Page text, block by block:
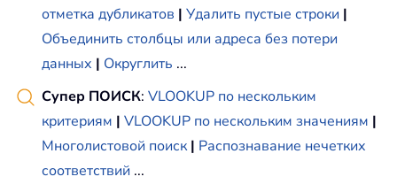
отметка дубликатов | Удалить пустые строки |
Объединить столбцы или адреса без потери
данных | Округлить ...
Супер ПОИСК: VLOOKUP по нескольким
критериям | VLOOKUP по нескольким значениям |
Многолистовой поиск | Распознавание нечетких
соответствий ...